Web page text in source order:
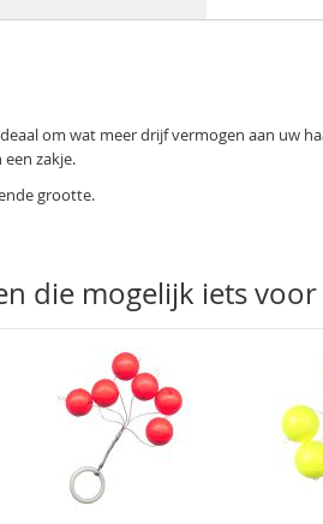
om wat meer drijf vermogen aan uw
zakje.
grootte.
die mogelijk iets voor